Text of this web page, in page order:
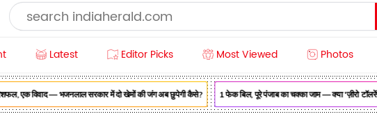
Latest Editor Picks Most Viewed Photos
एक विवाद — भजनलाल सरकार में दो खेमों की जंग अब छुपेगी कैसे? 1 फेक बिल, पूरे पंजाब का चक्का जाम — क्या 'ज़ीरो टॉलरेंस'